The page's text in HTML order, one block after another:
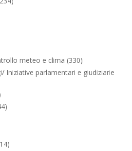
meteo e clima (330)
Iniziative parlamentari e giudiziarie